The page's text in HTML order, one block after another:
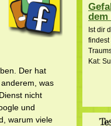
Der hat
was
nicht
und
warum viele
dem
Ist dir
findest
Kat: